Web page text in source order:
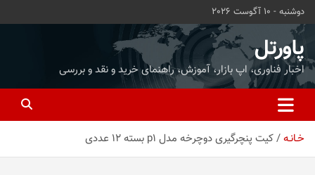
محتوا
بروید
دوشنبه - 10 آگوست 2026
پاورتل
اخبار فناوری، اپ بازار، آموزش، راهنمای خرید و نقد و بررسی
خـانـه کیت پنچرگیری دوچرخه مدل p1 بسته 12 عددی